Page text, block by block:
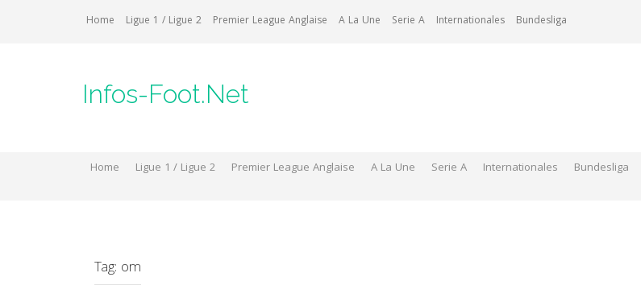
Home Ligue 1 / Ligue 2 Premier League Anglaise A La Une Serie A Internationales Bundesliga
Infos-Foot.Net
Home Ligue 1 / Ligue 2 Premier League Anglaise A La Une Serie A Internationales Bundesliga
Tag: om